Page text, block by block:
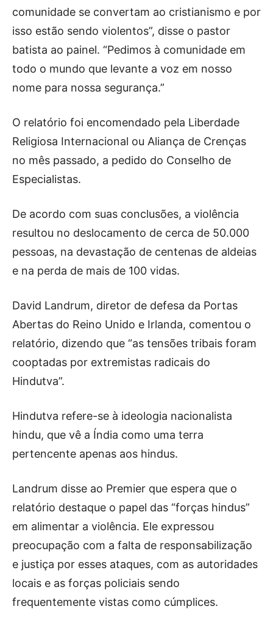
comunidade se convertam ao cristianismo e por
isso estão sendo violentos”, disse o pastor
batista ao painel. “Pedimos à comunidade em
todo o mundo que levante a voz em nosso
nome para nossa segurança.”
O relatório foi encomendado pela Liberdade
Religiosa Internacional ou Aliança de Crenças
no mês passado, a pedido do Conselho de
Especialistas.
De acordo com suas conclusões, a violência
resultou no deslocamento de cerca de 50.000
pessoas, na devastação de centenas de aldeias
e na perda de mais de 100 vidas.
David Landrum, diretor de defesa da Portas
Abertas do Reino Unido e Irlanda, comentou o
relatório, dizendo que “as tensões tribais foram
cooptadas por extremistas radicais do
Hindutva”.
Hindutva refere-se à ideologia nacionalista
hindu, que vê a Índia como uma terra
pertencente apenas aos hindus.
Landrum disse ao Premier que espera que o
relatório destaque o papel das “forças hindus”
em alimentar a violência. Ele expressou
preocupação com a falta de responsabilização
e justiça por esses ataques, com as autoridades
locais e as forças policiais sendo
frequentemente vistas como cúmplices.